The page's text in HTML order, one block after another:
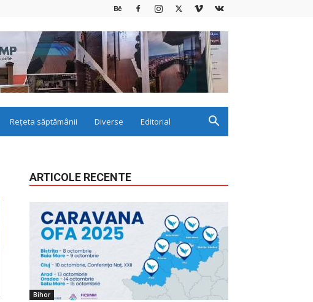
Rețeta săptămânii Diverse Editorial
ARTICOLE RECENTE
Bihor